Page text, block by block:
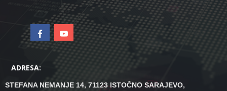
ADRESA:
STEFANA NEMANJE 14, 71123 ISTOČNO SARAJEVO,